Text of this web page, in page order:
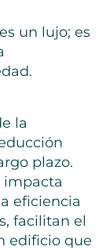
un lujo; es
la
plazo.
impacta
eficiencia
facilitan el
edificio que